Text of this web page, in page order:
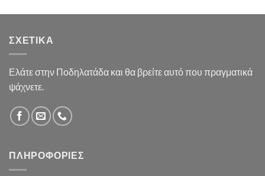
ΣΧΕΤΙΚΆ
Ελάτε στην Ποδηλατάδα και θα βρείτε αυτό που πραγματικά
ψάχνετε.
ΠΛΗΡΟΦΟΡΊΕΣ